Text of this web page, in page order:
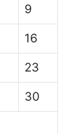
9
16
23
30